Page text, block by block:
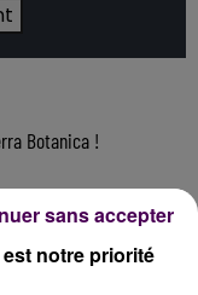
Botanica !
Voice & The Voice
notre priorité
sans accepter